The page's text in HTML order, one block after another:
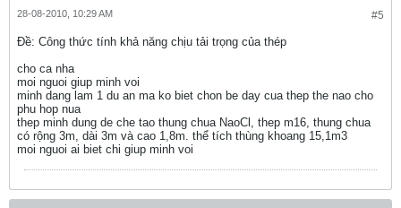
#5
28-08-2010, 10:29 AM
Ðề: Công thức tính khả năng chịu tải trọng của thép
cho ca nha
moi nguoi giup minh voi
minh dang lam 1 du an ma ko biet chon be day cua thep the nao cho
phu hop nua
thep minh dung de che tao thung chua NaoCl, thep m16, thung chua
có rộng 3m, dài 3m và cao 1,8m. thể tích thùng khoang 15,1m3
moi nguoi ai biet chi giup minh voi